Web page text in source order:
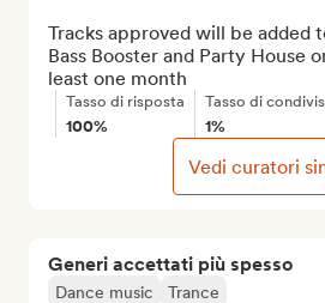
Generi accettati più spesso
Dance music Trance
Tracks approved will be added
Bass Booster and Party House
least one month
Tasso di risposta
100%
Tasso di
1%
Vedi curatori